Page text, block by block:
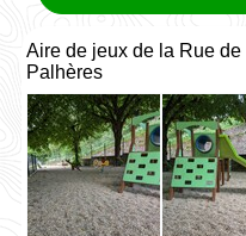
Aire de jeux de la Rue de
Palhères